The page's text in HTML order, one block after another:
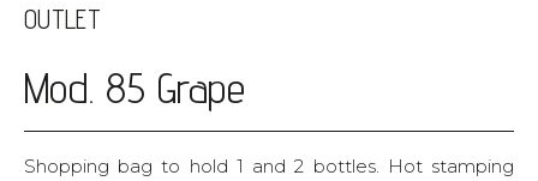
OUTLET
Mod. 85 Grape
Shopping bag to hold 1 and 2 bottles. Hot stamping